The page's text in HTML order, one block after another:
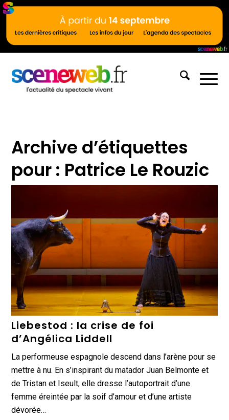
Archive d’étiquettes
pour : Patrice Le Rouzic
Liebestod : la crise de foi
d’Angélica Liddell
La performeuse espagnole descend dans l’arène pour se
mettre à nu. En s’inspirant du matador Juan Belmonte et
de Tristan et Iseult, elle dresse l’autoportrait d’une
femme éreintée par la soif d’amour et d’une artiste
dévorée…